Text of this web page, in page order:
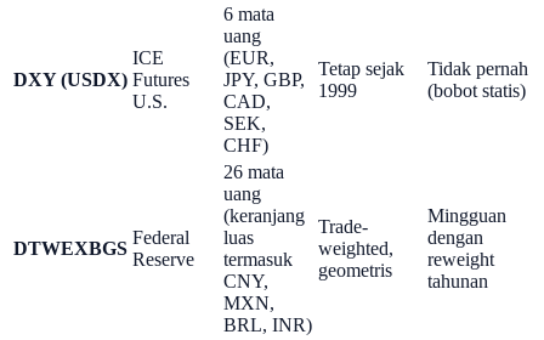
DXY (USDX)
ICE
Futures
U.S.
6 mata
uang
(EUR,
JPY, GBP,
CAD,
SEK,
CHF)
Tetap sejak
1999
Tidak pernah
(bobot statis)
DTWEXBGS
Federal
Reserve
26 mata
uang
(keranjang
luas
termasuk
CNY,
MXN,
BRL, INR)
Trade-
weighted,
geometris
Mingguan
dengan
reweight
tahunan